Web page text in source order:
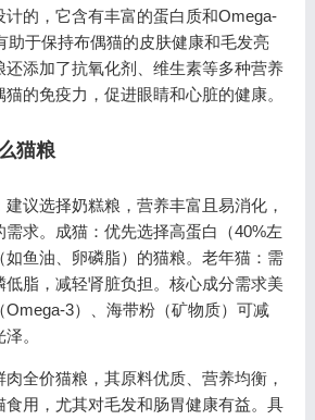
计的，它含有丰富的蛋白质和Omega-
助于保持布偶猫的皮肤健康和毛发亮
还添加了抗氧化剂、维生素等多种营养
的免疫力，促进眼睛和心脏的健康。
猫粮
议选择奶糕粮，营养丰富且易消化，
求。成猫：优先选择高蛋白（40%左
如鱼油、卵磷脂）的猫粮。老年猫：需
脂，减轻肾脏负担。核心成分需求美
Omega-3）、海带粉（矿物质）可减
。
全价猫粮，其原料优质、营养均衡，
食用，尤其对毛发和肠胃健康有益。具